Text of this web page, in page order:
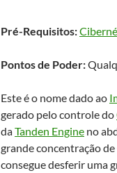
Pré-Requisitos:
Pontos de Poder:
Este é o nome dado ao
gerado pelo controle do
daTanden Engine no
grande concentração de
consegue desferir uma